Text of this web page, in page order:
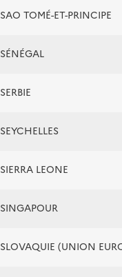
SAO TOMÉ-ET-PRINCIPE
SÉNÉGAL
SERBIE
SEYCHELLES
SIERRA LEONE
SINGAPOUR
SLOVAQUIE (UNION